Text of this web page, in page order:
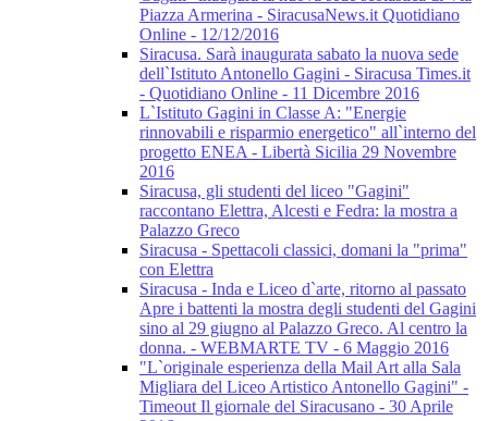
Piazza Armerina - SiracusaNews.it Quotidiano
Online - 12/12/2016
Siracusa. Sarà inaugurata sabato la nuova sede
dell`Istituto Antonello Gagini - Siracusa Times.it
- Quotidiano Online - 11 Dicembre 2016
L`Istituto Gagini in Classe A: "Energie
rinnovabili e risparmio energetico" all`interno del
progetto ENEA - Libertà Sicilia 29 Novembre
2016
Siracusa, gli studenti del liceo "Gagini"
raccontano Elettra, Alcesti e Fedra: la mostra a
Palazzo Greco
Siracusa - Spettacoli classici, domani la "prima"
con Elettra
Siracusa - Inda e Liceo d`arte, ritorno al passato
Apre i battenti la mostra degli studenti del Gagini
sino al 29 giugno al Palazzo Greco. Al centro la
donna. - WEBMARTE TV - 6 Maggio 2016
"L`originale esperienza della Mail Art alla Sala
Migliara del Liceo Artistico Antonello Gagini" -
Timeout Il giornale del Siracusano - 30 Aprile